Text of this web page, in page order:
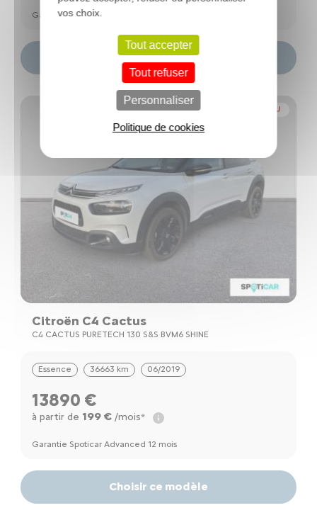
Garantie Spoticar Premium 12 mois
Choisir ce modèle
NOUVEAU
Citroën C4 Cactus
C4 CACTUS PURETECH 130 S&S BVM6 SHINE
Essence 36663 km 06/2019
13890 €
à partir de 199 €/mois*
Garantie Spoticar Advanced 12 mois
Choisir ce modèle
vos choix.
Tout accepter
Tout refuser
Personnaliser
Politique de cookies